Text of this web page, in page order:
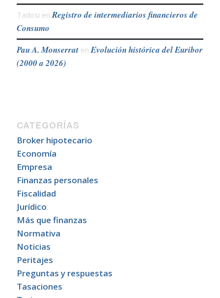
Tadosi enRegistro de intermediarios financieros de
Consumo
Pau A. MonserratenEvolución histórica del Euribor
(2000 a 2026)
CATEGORÍAS
Broker hipotecario
Economía
Empresa
Finanzas personales
Fiscalidad
Jurídico
Más que finanzas
Normativa
Noticias
Peritajes
Preguntas y respuestas
Tasaciones